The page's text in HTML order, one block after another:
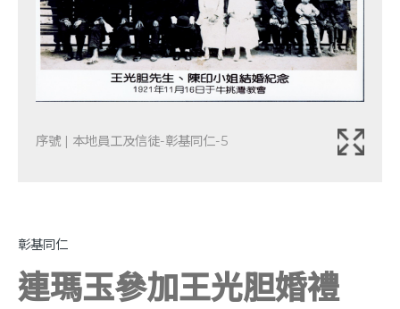
序號 | 本地員工及信徒-彰基同仁-5
彰基同仁
連瑪玉參加王光胆婚禮